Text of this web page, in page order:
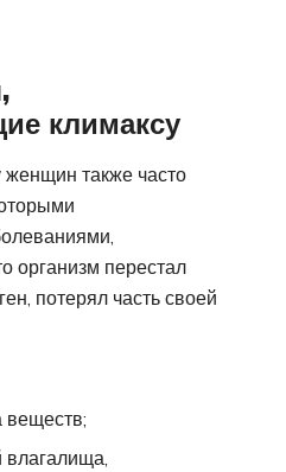
климаксу
также часто
организм перестал
потерял часть своей
влагалища,